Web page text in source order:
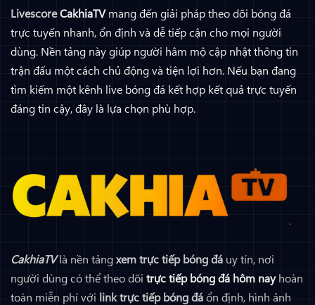
LivescoreCakhiaTVmang đến giải pháp theo dõi bóng đá
trực tuyến nhanh, ổn định và dễ tiếp cận cho mọi người
dùng. Nền tảng này giúp người hâm mộ cập nhật thông tin
trận đấu một cách chủ động và tiện lợi hơn. Nếu bạn đang
tìm kiếm một kênh live bóng đá kết hợp kết quả trực tuyến
đáng tin cậy, đây là lựa chọn phù hợp.
CakhiaTVlà nền tảngxem trực tiếp bóng đá uy tín, nơi
người dùng có thể theo dõi trực tiếp bóng đá hôm nayhoàn
toàn miễn phí với link trực tiếp bóng đáổn định, hình ảnh